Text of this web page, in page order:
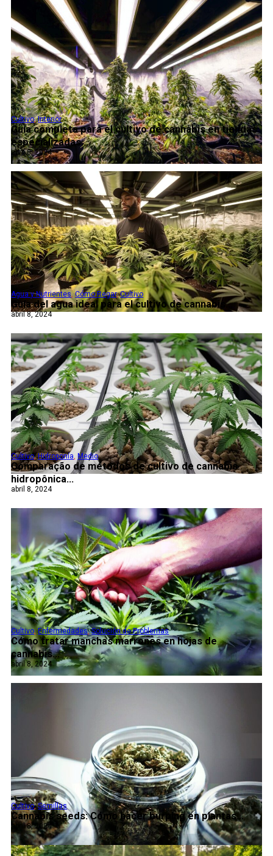
Guía completa para el cultivo de cannabis en tiendas
especializadas...
Cultivo,Interior
abril 8, 2024
Guía del agua ideal para el cultivo de cannabis...
Agua y Nutrientes,Cómo Regar,Cultivo
abril 8, 2024
Comparação de métodos de cultivo de cannabis
hidropônica...
Cultivo,Hidroponía ,Medio
abril 8, 2024
Cómo tratar manchas marrones en hojas de
cannabis...
Cultivo,Enfermedades,Solución de Problemas
abril 8, 2024
Cannabis seeds: Cómo hacer burping en plantas...
Cultivo,Semillas
abril 8, 2024